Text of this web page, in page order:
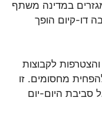
במדינה משתף
דו-קיום הופך
לקבוצות
מחסומים. זו
היום-יום